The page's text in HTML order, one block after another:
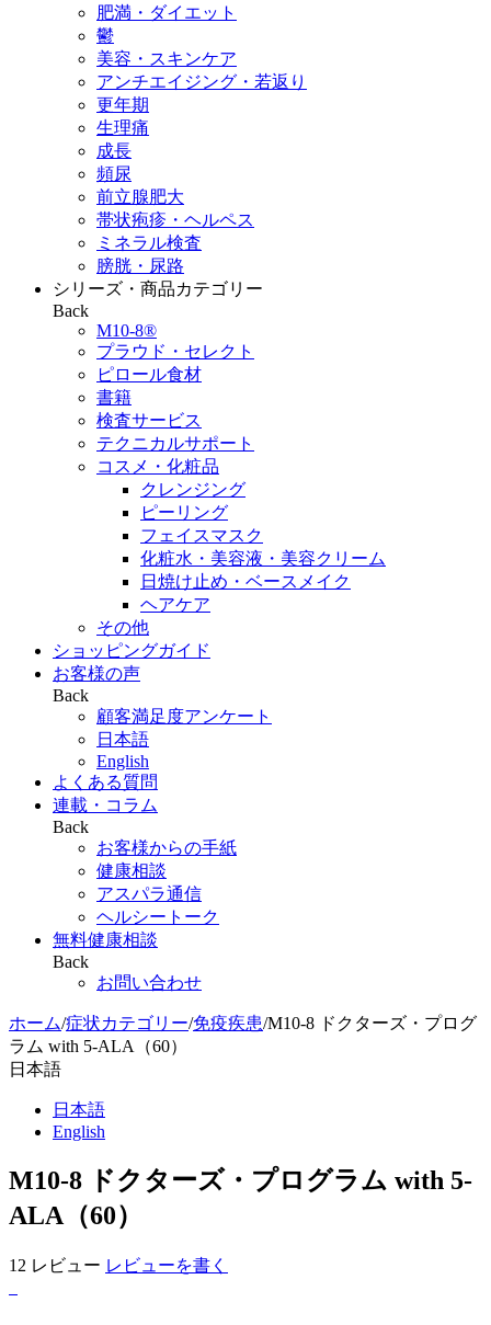
肥満・ダイエット
鬱
美容・スキンケア
アンチエイジング・若返り
更年期
生理痛
成長
頻尿
前立腺肥大
帯状疱疹・ヘルペス
ミネラル検査
膀胱・尿路
シリーズ・商品カテゴリー
Back
M10-8®
プラウド・セレクト
ピロール食材
書籍
検査サービス
テクニカルサポート
コスメ・化粧品
クレンジング
ピーリング
フェイスマスク
化粧水・美容液・美容クリーム
日焼け止め・ベースメイク
ヘアケア
その他
ショッピングガイド
お客様の声
Back
顧客満足度アンケート
日本語
English
よくある質問
連載・コラム
Back
お客様からの手紙
健康相談
アスパラ通信
ヘルシートーク
無料健康相談
Back
お問い合わせ
ホーム/症状カテゴリー/免疫疾患/M10-8 ドクターズ・プログ
ラム with 5-ALA（60）
日本語
日本語
English
M10-8 ドクターズ・プログラム with 5-
ALA（60）
12 レビュー レビューを書く